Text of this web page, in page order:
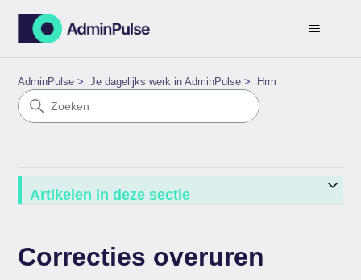
AdminPulse Je dagelijks werk in AdminPulse Hrm
Artikelen in deze sectie
Correcties overuren